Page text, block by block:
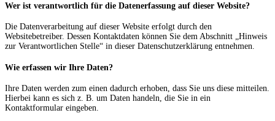
Wer ist verantwortlich für die Datenerfassung auf dieser Website?
Die Datenverarbeitung auf dieser Website erfolgt durch den
Websitebetreiber. Dessen Kontaktdaten können Sie dem Abschnitt „Hinweis
zur Verantwortlichen Stelle“ in dieser Datenschutzerklärung entnehmen.
Wie erfassen wir Ihre Daten?
Ihre Daten werden zum einen dadurch erhoben, dass Sie uns diese mitteilen.
Hierbei kann es sich z. B. um Daten handeln, die Sie in ein
Kontaktformular eingeben.